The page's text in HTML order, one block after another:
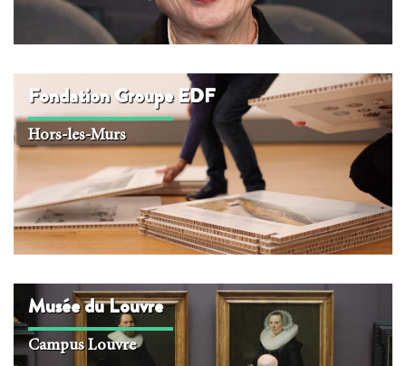
Fondation Groupe EDF
Hors-les-Murs
Musée du Louvre
Campus Louvre